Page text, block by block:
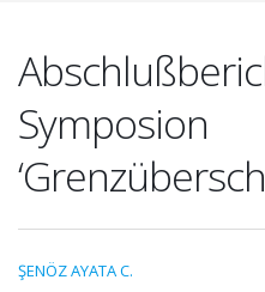
Symposion
ŞENÖZ AYATA C.